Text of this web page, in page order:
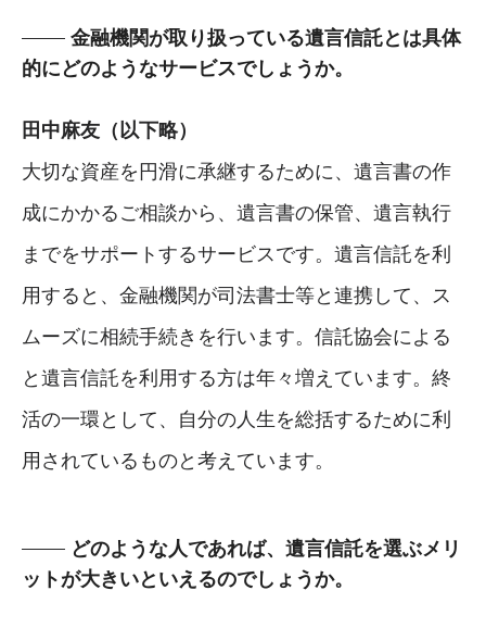
金融機関が取り扱っている遺言信託とは具体
的にどのようなサービスでしょうか。
田中麻友（以下略）
大切な資産を円滑に承継するために、遺言書の作
成にかかるご相談から、遺言書の保管、遺言執行
までをサポートするサービスです。遺言信託を利
用すると、金融機関が司法書士等と連携して、ス
ムーズに相続手続きを行います。信託協会による
と遺言信託を利用する方は年々増えています。終
活の一環として、自分の人生を総括するために利
用されているものと考えています。
どのような人であれば、遺言信託を選ぶメリ
ットが大きいといえるのでしょうか。